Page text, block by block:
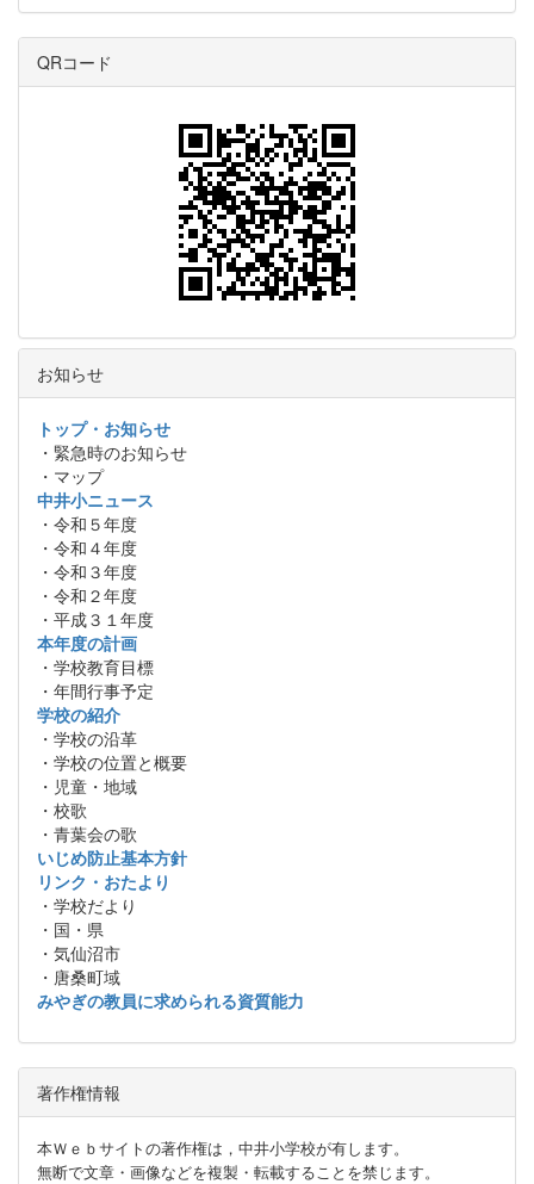
QRコード
お知らせ
トップ・お知らせ
・緊急時のお知らせ
・マップ
中井小ニュース
・令和５年度
・令和４年度
・令和３年度
・令和２年度
・平成３１年度
本年度の計画
・学校教育目標
・年間行事予定
学校の紹介
・学校の沿革
・学校の位置と概要
・児童・地域
・校歌
・青葉会の歌
いじめ防止基本方針
リンク・おたより
・学校だより
・国・県
・気仙沼市
・唐桑町域
みやぎの教員に求められる資質能力
著作権情報
本Ｗｅｂサイトの著作権は，中井小学校が有します。
無断で文章・画像などを複製・転載することを禁じます。